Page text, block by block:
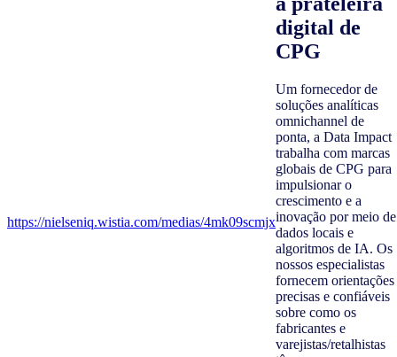
https://nielseniq.wistia.com/medias/4mk09scmjx
digital de
CPG
Um fornecedor de
soluções analíticas
omnichannel de
ponta, a Data Impact
trabalha com marcas
globais de CPG para
impulsionar o
crescimento e a
inovação por meio de
dados locais e
algoritmos de IA. Os
nossos especialistas
fornecem orientações
precisas e confiáveis
sobre como os
fabricantes e
varejistas/retalhistas